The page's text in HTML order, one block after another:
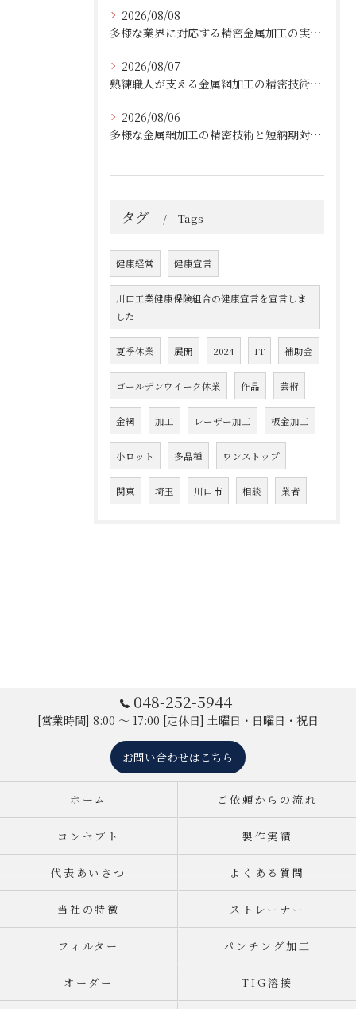
2026/08/08
多様な業界に対応する精密金属加工の実績と技術
2026/08/07
熟練職人が支える金属網加工の精密技術と柔軟対応
2026/08/06
多様な金属網加工の精密技術と短納期対応の実例
タグ Tags
健康経営 健康宣言
川口工業健康保険組合の健康宣言を宣言しま
した
夏季休業 展開 2024 IT 補助金
ゴールデンウイーク休業 作品 芸術
金網 加工 レーザー加工 板金加工
小ロット 多品種 ワンストップ
関東 埼玉 川口市 相談 業者
048-252-5944
[営業時間] 8:00 ～ 17:00 [定休日] 土曜日・日曜日・祝日
お問い合わせはこちら
ホーム ご依頼からの流れ
コンセプト 製作実績
代表あいさつ よくある質問
当社の特徴 ストレーナー
フィルター パンチング加工
オーダー TIG溶接